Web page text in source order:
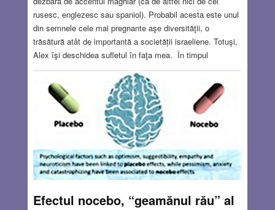
rusesc, englezesc sau spaniol). Probabil acesta este unul
din semnele cele mai pregnante aşe diversităţii, o
trăsătură atât de importantă a societății israeliene. Totuşi,
Alex îşi deschidea sufletul în faţa mea. În timpul
nesfârșitelor gărzi de noapte în care lucram împreună sau
în timp ce așteptam următoarea operație urgentă discutam
ungureşte, limba în care el se simțea cel mai confortabil.
Alex era un om foarte sensibil, dar spre surprinderea mea
vorbea foarte puțin despre părinții pe care i-a lăsat în urmă
în Ungaria și pe care îi considera niște firi reci, cu suflete
zdruncinate de Holocaust. Alex vorbea mai ales despre
bunicile lui, pe care nu le-a cunoscut niciodată.
Read
more…
JUL 14, 2022 8 COMMENTS
Efectul nocebo, “geamănul rău” al